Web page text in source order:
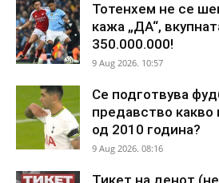
Тотенхем не се
кажа „ДА“,
350.000.000!
9 Aug 2026. 10:57
Се подготвува
предавство
од 2010 година?
9 Aug 2026. 08:16